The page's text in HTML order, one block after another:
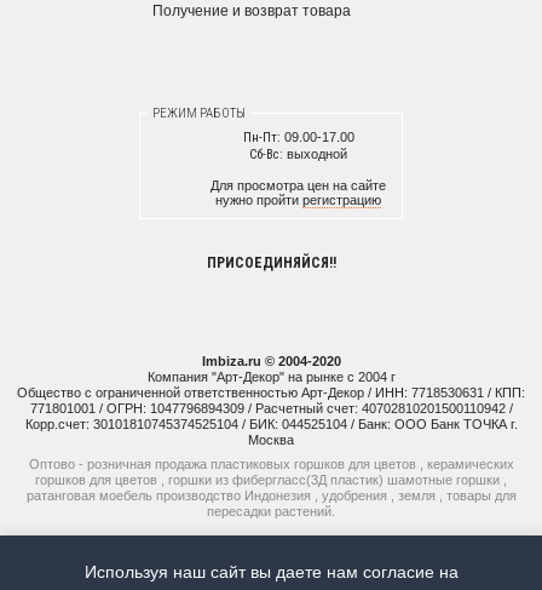
Получение и возврат товара
РЕЖИМ РАБОТЫ
Пн-Пт: 09.00-17.00
Сб-Вс: выходной
Для просмотра цен на сайте
нужно пройти регистрацию
ПРИСОЕДИНЯЙСЯ!!
Imbiza.ru © 2004-2020
Компания "Арт-Декор" на рынке с 2004 г
Общество с ограниченной ответственностью Арт-Декор / ИНН: 7718530631 / КПП:
771801001 / ОГРН: 1047796894309 / Расчетный счет: 40702810201500110942 /
Корр.счет: 30101810745374525104 / БИК: 044525104 / Банк: ООО Банк ТОЧКА г.
Москва
Оптово - розничная продажа пластиковых горшков для цветов , керамических
горшков для цветов , горшки из фибергласс(3Д пластик) шамотные горшки ,
ратанговая моебель производство Индонезия , удобрения , земля , товары для
пересадки растений.
+7 (926) 941-15-51
Используя наш сайт вы даете нам согласие на